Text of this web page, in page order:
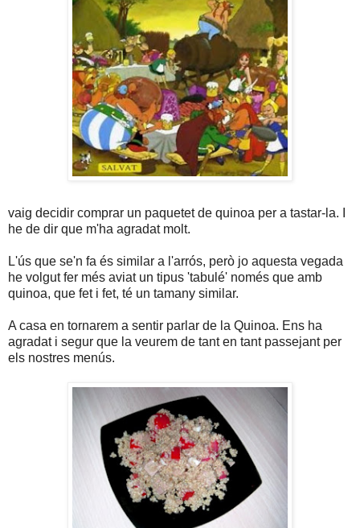
vaig decidir comprar un paquetet de quinoa per a tastar-la. I
he de dir que m'ha agradat molt.
L'ús que se'n fa és similar a l'arrós, però jo aquesta vegada
he volgut fer més aviat un tipus 'tabulé' només que amb
quinoa, que fet i fet, té un tamany similar.
A casa en tornarem a sentir parlar de la Quinoa. Ens ha
agradat i segur que la veurem de tant en tant passejant per
els nostres menús.